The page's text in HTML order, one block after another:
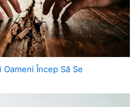
Oameni Încep Să Se